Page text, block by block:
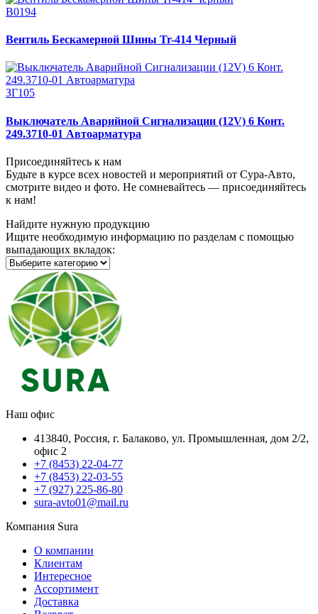
В0194
Вентиль Бескамерной Шины Tr-414 Черный
ЗГ105
Выключатель Аварийной Сигнализации (12V) 6 Конт.
249.3710-01 Автоарматура
Присоединяйтесь к нам
Будьте в курсе всех новостей и мероприятий от Сура-Авто,
смотрите видео и фото. Не сомневайтесь — присоединяйтесь
к нам!
Найдите нужную продукцию
Ищите необходимую информацию по разделам с помощью
выпадающих вкладок:
Наш офис
413840, Россия, г. Балаково, ул. Промышленная, дом 2/2,
офис 2
+7 (8453) 22-04-77
+7 (8453) 22-03-55
+7 (927) 225-86-80
sura-avto01@mail.ru
Компания Sura
О компании
Клиентам
Интересное
Ассортимент
Доставка